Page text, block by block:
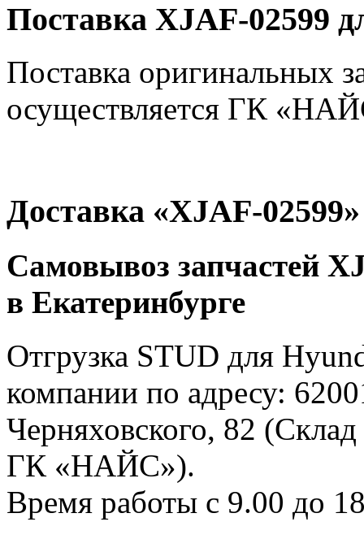
Поставка XJAF-02599
Поставка оригинальных
осуществляется ГК
Доставка «XJAF-02599»
Самовывоз запчастей
в Екатеринбурге
Отгрузка STUD для
компании по адресу:
Черняховского, 82
ГК «НАЙС»).
Время работы с 9.00 до